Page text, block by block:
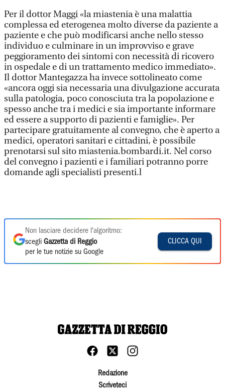
Per il dottor Maggi «la miastenia è una malattia
complessa ed eterogenea molto diverse da paziente a
paziente e che può modificarsi anche nello stesso
individuo e culminare in un improvviso e grave
peggioramento dei sintomi con necessità di ricovero
in ospedale e di un trattamento medico immediato».
Il dottor Mantegazza ha invece sottolineato come
«ancora oggi sia necessaria una divulgazione accurata
sulla patologia, poco conosciuta tra la popolazione e
spesso anche tra i medici e sia importante informare
ed essere a supporto di pazienti e famiglie». Per
partecipare gratuitamente al convegno, che è aperto a
medici, operatori sanitari e cittadini, è possibile
prenotarsi sul sito miastenia.bombardi.it. Nel corso
del convegno i pazienti e i familiari potranno porre
domande agli specialisti presenti.l
Non lasciare decidere l'algoritmo:
scegli Gazzetta di Reggio
per le tue notizie su Google
CLICCA QUI
Redazione
Scriveteci